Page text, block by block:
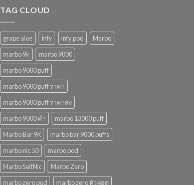
TAG CLOUD
grape aloe infy infy pod
Marbo
marbo 9k
marbo 9000
marbo 9000 puff
marbo 9000 puff ราคา
marbo 9000 puff ราคาส่ง
marbo 9000 คํา
marbo 13000 puff
Marbo Bar 9K
marbo bar 9000 puffs
marbo nic 50
marbo pod
Marbo SaltNic
Marbo Zero
marbo zero pod
marbo zero หัวพอต